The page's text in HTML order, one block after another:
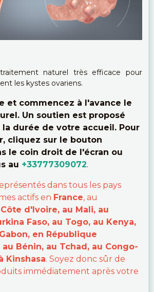
naturel très efficace pour
les kystes ovariens.
et commencez à l'avance le
Un soutien est proposé
durée de votre accueil. Pour
cliquez sur le bouton
le coin droit de l'écran ou
au +33777309072.
dans tous les pays
actifs en France, au
d'Ivoire, au Mali, au
Faso, au Togo, au Kenya,
en République
Bénin, au Tchad, au Congo-
Kinshasa. Soyez donc sûr de
immédiatement après votre